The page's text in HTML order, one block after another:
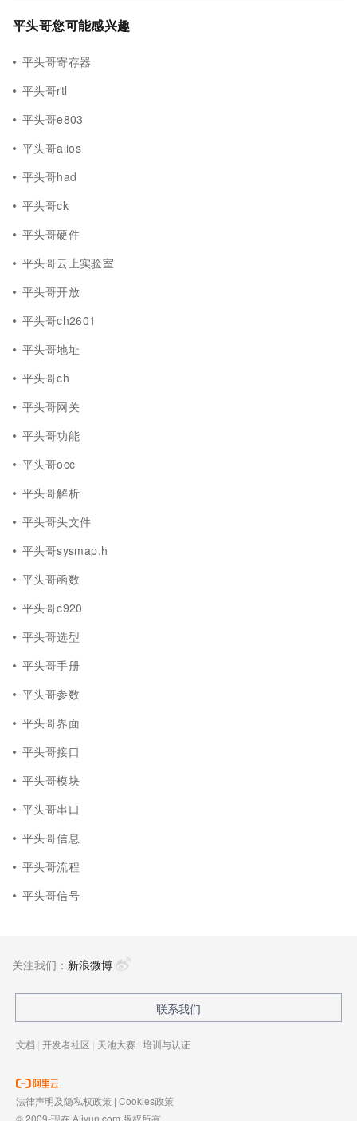
平头哥您可能感兴趣
平头哥寄存器
平头哥rtl
平头哥e803
平头哥alios
平头哥had
平头哥ck
平头哥硬件
平头哥云上实验室
平头哥开放
平头哥ch2601
平头哥地址
平头哥ch
平头哥网关
平头哥功能
平头哥occ
平头哥解析
平头哥头文件
平头哥sysmap.h
平头哥函数
平头哥c920
平头哥选型
平头哥手册
平头哥参数
平头哥界面
平头哥接口
平头哥模块
平头哥串口
平头哥信息
平头哥流程
平头哥信号
关注我们： 新浪微博
联系我们
文档 | 开发者社区 | 天池大赛 | 培训与认证
法律声明及隐私权政策 | Cookies政策
© 2009-现在 Aliyun.com 版权所有